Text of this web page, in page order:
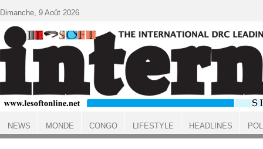
ACCUEIL
Dimanche, 9 Août 2026
NEWS MONDE CONGO LIFESTYLE HEADLINES